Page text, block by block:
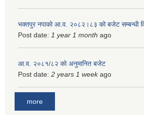
भक्तपुर नपाको आ.व. २०८२।८३ को बजेट सम्बन्धी
Post date: 1 year 1 month ago
आ.व. २०८१/८२ को अनुमानित बजेट
Post date: 2 years 1 weekago
more